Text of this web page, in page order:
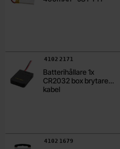
Batterihållare 1x
CR2032 box brytare
kabel
Art. nr
4102 2171
Art. nr
4102 1679